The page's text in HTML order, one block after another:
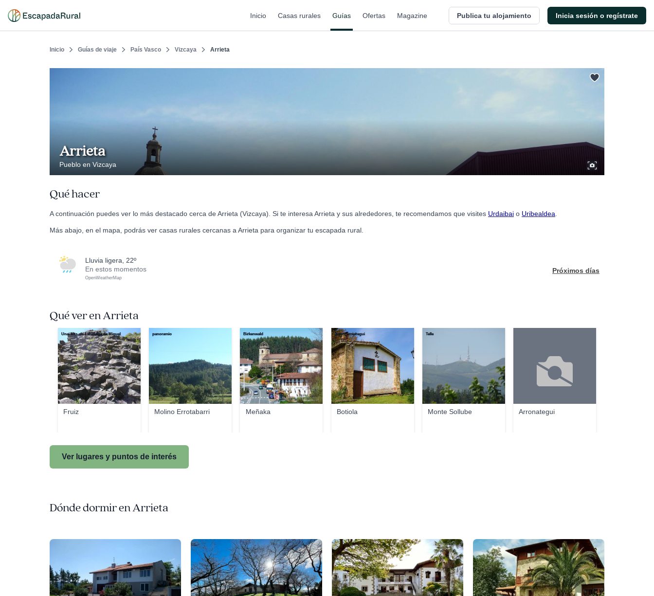
Inicio Casas rurales Guías Ofertas Magazine Publica tu alojamiento Inicia sesión o regístrate
Inicio Guías de viaje País Vasco Vizcaya Arrieta
Arrieta
Pueblo en Vizcaya
Qué hacer
A continuación puedes ver lo más destacado cerca de Arrieta (Vizcaya). Si te interesa Arrieta y sus alrededores, te recomendamos que visites Urdaibai o Uribealdea
Más abajo, en el mapa, podrás ver casas rurales cercanas a Arrieta para organizar tu escapada rural.
lluvia ligera, 22º
En estos momentos
OpenWeatherMap
Próximos días
Qué ver en Arrieta
Fruiz
Unai Mtz. de Lahidalga de Miguel
Molino Errotabarri
panoramio
Meñaka
Birkenwald
Botiola
Juan Larreategui
Monte Sollube
Telle
Arronategui
Ver lugares y puntos de interés
Dónde dormir en Arrieta